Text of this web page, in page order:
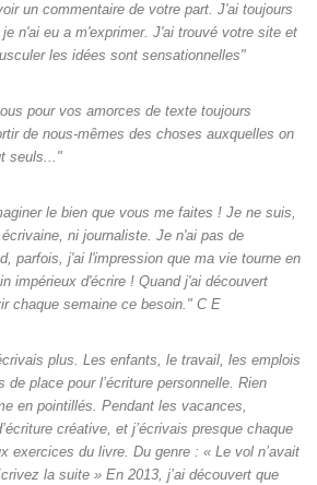
un commentaire de votre part. J'ai toujours
n'ai eu a m'exprimer. J'ai trouvé votre site et
les idées sont sensationnelles"
pour vos amorces de texte toujours
de nous-mêmes des choses auxquelles on
seuls‌..."
le bien que vous me faites ! Je ne suis,
ni journaliste. Je n'ai pas de
parfois, j'ai l'impression que ma vie tourne en
impérieux d'écrire ! Quand j'ai découvert
chaque semaine ce besoin." C E
plus. Les enfants, le travail, les emplois
de place pour l’écriture personnelle. Rien
en pointillés. Pendant les vacances,
créative, et j’écrivais presque chaque
exercices du livre. Du genre : « Le vol n’avait
la suite » En 2013, j’ai découvert que